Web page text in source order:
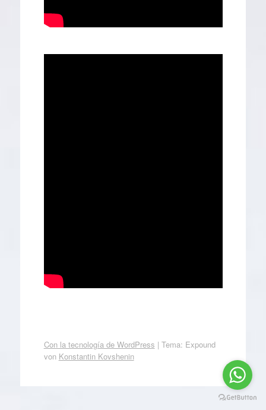
Con la tecnología de WordPress | Tema: Expound
von Konstantin Kovshenin